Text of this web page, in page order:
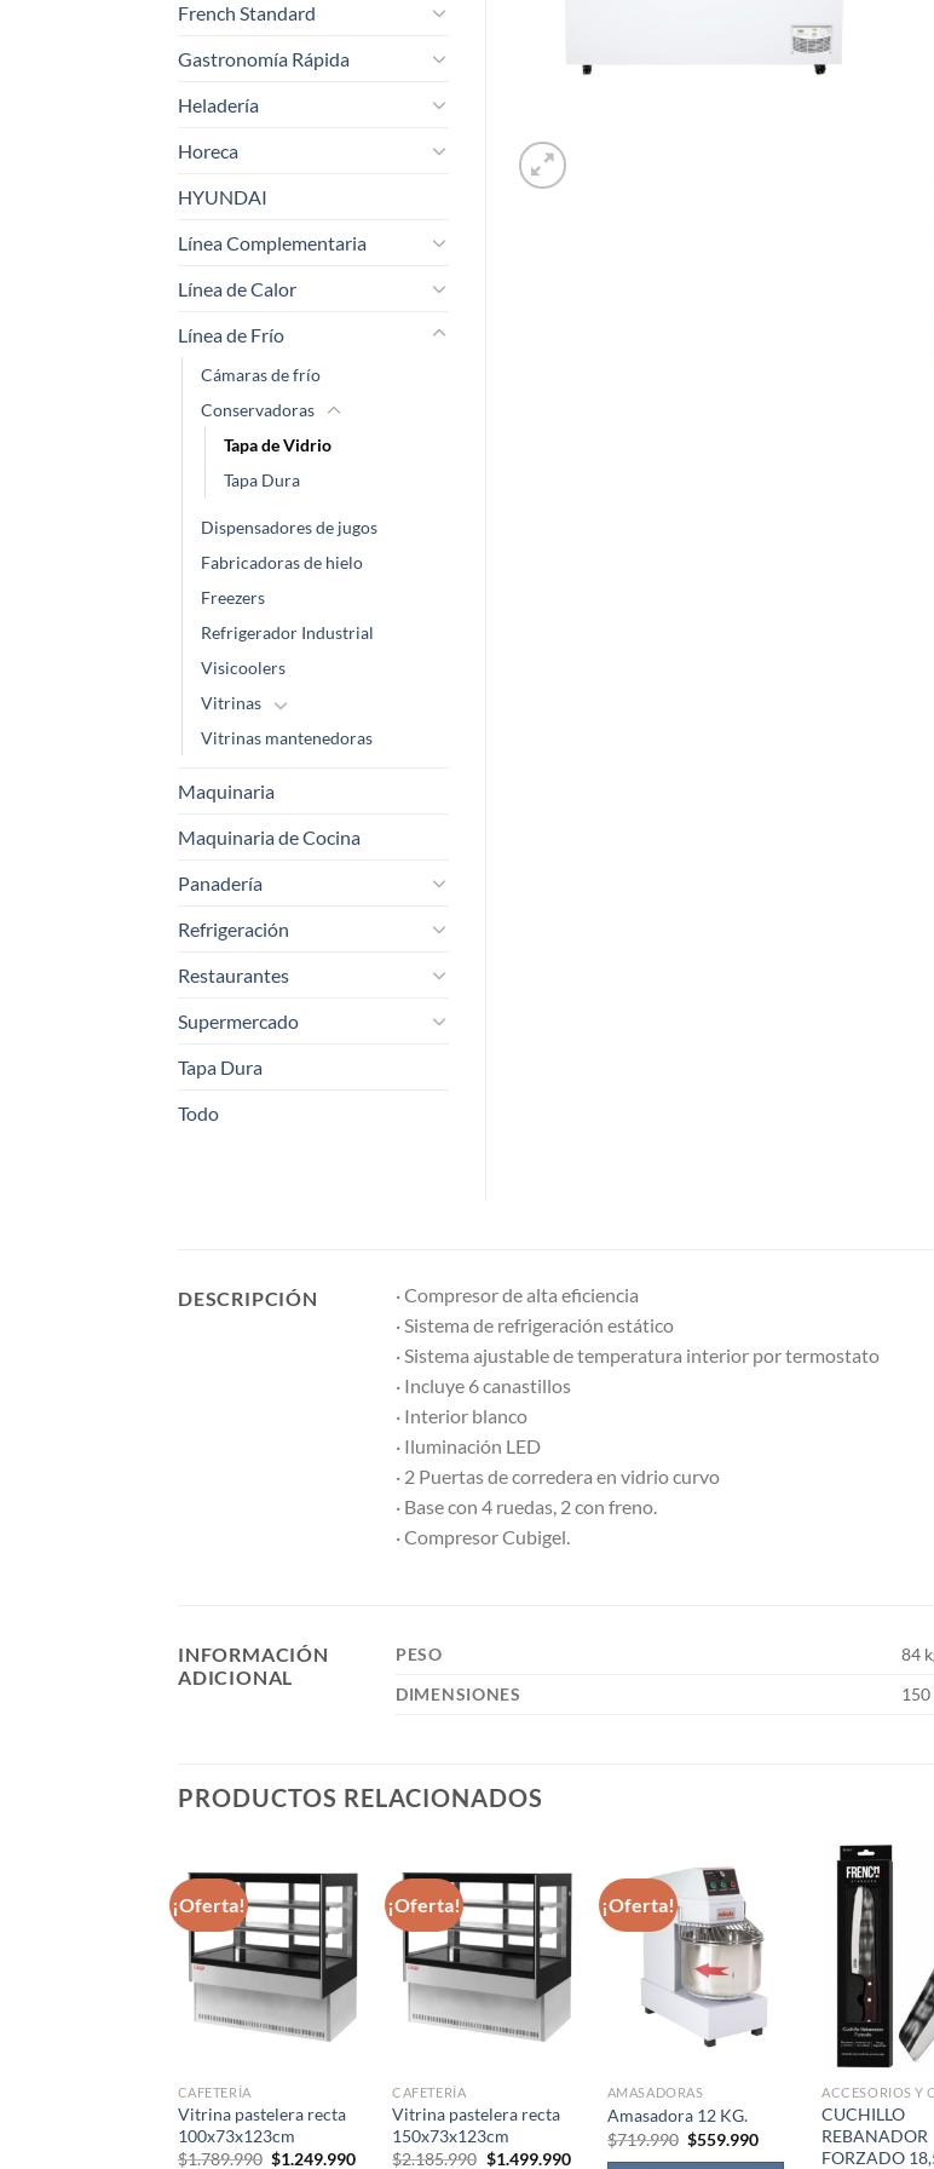
French Standard
Gastronomía Rápida
Heladería
Horeca
HYUNDAI
Línea Complementaria
Línea de Calor
Línea de Frío
Cámaras de frío
Conservadoras
Tapa de Vidrio
Tapa Dura
Dispensadores de jugos
Fabricadoras de hielo
Freezers
Refrigerador Industrial
Visicoolers
Vitrinas
Vitrinas mantenedoras
Maquinaria
Maquinaria de Cocina
Panadería
Refrigeración
Restaurantes
Supermercado
Tapa Dura
Todo
DESCRIPCIÓN
· Compresor de alta eficiencia
· Sistema de refrigeración estático
· Sistema ajustable de temperatura interior por termostato
· Incluye 6 canastillos
· Interior blanco
· Iluminación LED
· 2 Puertas de corredera en vidrio curvo
· Base con 4 ruedas, 2 con freno.
· Compresor Cubigel.
INFORMACIÓN
ADICIONAL
PESO
84
DIMENSIONES
150
PRODUCTOS RELACIONADOS
¡Oferta!
CAFETERÍA
Vitrina pastelera recta
100x73x123cm
$1.789.990 El
$1.249.990El
¡Oferta!
CAFETERÍA
Vitrina pastelera recta
150x73x123cm
$2.185.990 El
$1.499.990El
¡Oferta!
AMASADORAS
Amasadora 12 KG.
$719.990 El
$559.990El
ACCESORIOS Y
CUCHILLO
REBANADOR
FORZADO